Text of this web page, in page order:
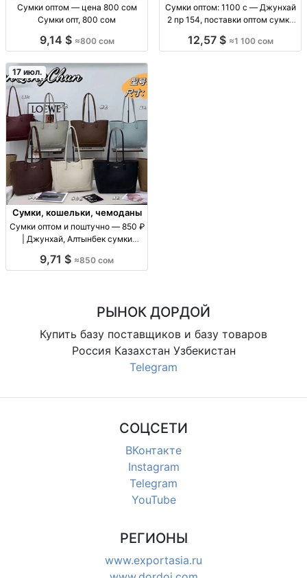
Сумки оптом — цена 800 сом
Сумки опт, 800 сом
9,14 $ ≈800 сом
Сумки оптом: 1100 с — Джунхай
2 пр 154, поставки оптом сумки
154»), цена 1100 с, поставки для
12,57 $ ≈1 100 сом
17 июл.
Сумки, кошельки, чемоданы
Сумки оптом и поштучно — 850 ₽
| Джунхай, Алтынбек сумки
по модели, повседневные, для
9,71 $ ≈850 сом
РЫНОК ДОРДОЙ
Купить базу поставщиков и базу товаров
Россия Казахстан Узбекистан
Telegram
СОЦСЕТИ
ВКонтакте
Instagram
Telegram
YouTube
РЕГИОНЫ
www.exportasia.ru